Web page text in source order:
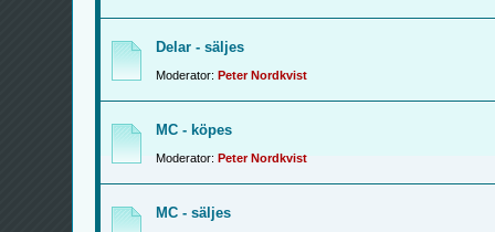
Delar - säljes
Moderator: Peter Nordkvist
MC - köpes
Moderator: Peter Nordkvist
MC - säljes